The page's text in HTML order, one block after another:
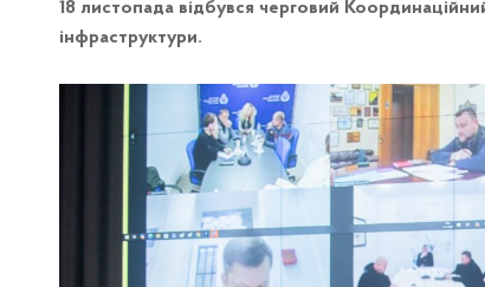
18 листопада відбувся черговий
інфраструктури.